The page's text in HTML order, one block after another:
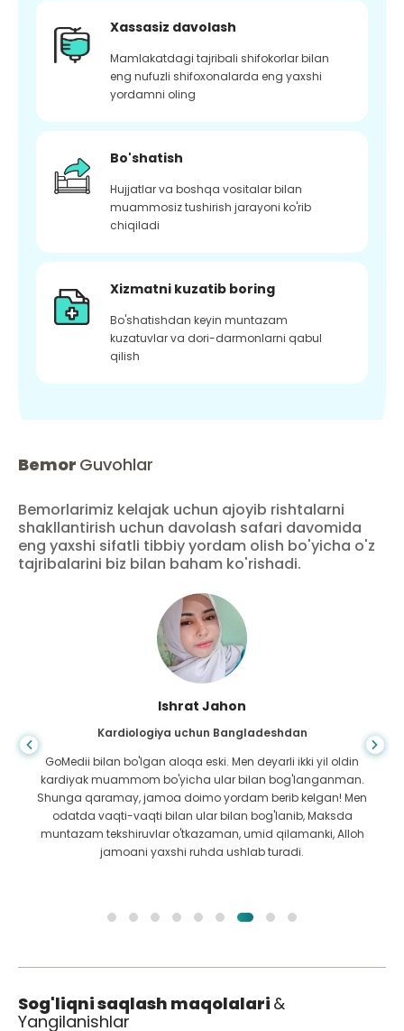
Xassasiz davolash
Mamlakatdagi tajribali shifokorlar bilan
eng nufuzli shifoxonalarda eng yaxshi
yordamni oling
Bo'shatish
Hujjatlar va boshqa vositalar bilan
muammosiz tushirish jarayoni ko'rib
chiqiladi
Xizmatni kuzatib boring
Bo'shatishdan keyin muntazam
kuzatuvlar va dori-darmonlarni qabul
qilish
Bemor Guvohlar
Bemorlarimiz kelajak uchun ajoyib rishtalarni
shakllantirish uchun davolash safari davomida
eng yaxshi sifatli tibbiy yordam olish bo'yicha o'z
tajribalarini biz bilan baham ko'rishadi.
Ishrat Jahon
Kardiologiya uchun Bangladeshdan
GoMedii bilan bo'lgan aloqa eski. Men deyarli ikki yil oldin
kardiyak muammom bo'yicha ular bilan bog'langanman.
Shunga qaramay, jamoa doimo yordam berib kelgan! Men
odatda vaqti-vaqti bilan ular bilan bog'lanib, Maksda
muntazam tekshiruvlar o'tkazaman, umid qilamanki, Alloh
jamoani yaxshi ruhda ushlab turadi.
Sog'liqni saqlash maqolalari &
Yangilanishlar